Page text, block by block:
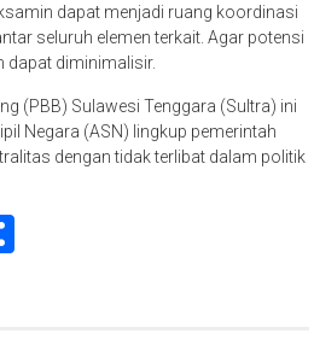
dapat menjadi ruang koordinasi
seluruh elemen terkait. Agar potensi
dapat diminimalisir.
(PBB) Sulawesi Tenggara (Sultra) ini
Negara (ASN) lingkup pemerintah
dengan tidak terlibat dalam politik